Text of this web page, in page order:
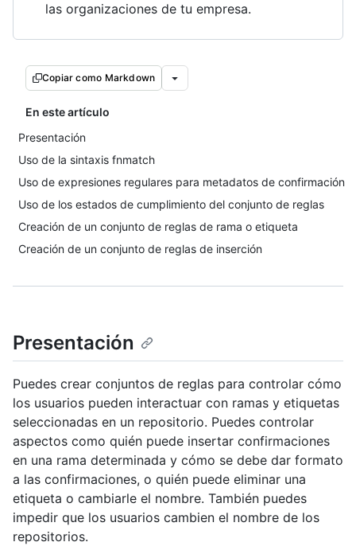
las organizaciones de tu empresa.
Copiar como Markdown
En este artículo
Presentación
Uso de la sintaxis fnmatch
Uso de expresiones regulares para metadatos de confirmación
Uso de los estados de cumplimiento del conjunto de reglas
Creación de un conjunto de reglas de rama o etiqueta
Creación de un conjunto de reglas de inserción
Presentación
Puedes crear conjuntos de reglas para controlar cómo
los usuarios pueden interactuar con ramas y etiquetas
seleccionadas en un repositorio. Puedes controlar
aspectos como quién puede insertar confirmaciones
en una rama determinada y cómo se debe dar formato
a las confirmaciones, o quién puede eliminar una
etiqueta o cambiarle el nombre. También puedes
impedir que los usuarios cambien el nombre de los
repositorios.